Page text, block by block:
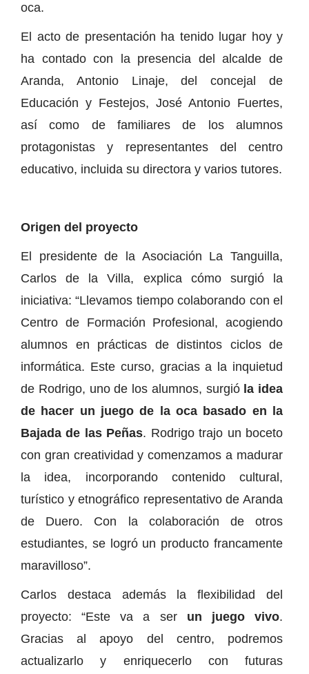
oca.
El acto de presentación ha tenido lugar hoy y
ha contado con la presencia del alcalde de
Aranda, Antonio Linaje, del concejal de
Educación y Festejos, José Antonio Fuertes,
así como de familiares de los alumnos
protagonistas y representantes del centro
educativo, incluida su directora y varios tutores.
Origen del proyecto
El presidente de la Asociación La Tanguilla,
Carlos de la Villa, explica cómo surgió la
iniciativa: “Llevamos tiempo colaborando con el
Centro de Formación Profesional, acogiendo
alumnos en prácticas de distintos ciclos de
informática. Este curso, gracias a la inquietud
de Rodrigo, uno de los alumnos, surgió la idea
de hacer un juego de la oca basado en la
Bajada de las Peñas. Rodrigo trajo un boceto
con gran creatividad y comenzamos a madurar
la idea, incorporando contenido cultural,
turístico y etnográfico representativo de Aranda
de Duero. Con la colaboración de otros
estudiantes, se logró un producto francamente
maravilloso”.
Carlos destaca además la flexibilidad del
proyecto: “Este va a ser un juego vivo.
Gracias al apoyo del centro, podremos
actualizarlo y enriquecerlo con futuras